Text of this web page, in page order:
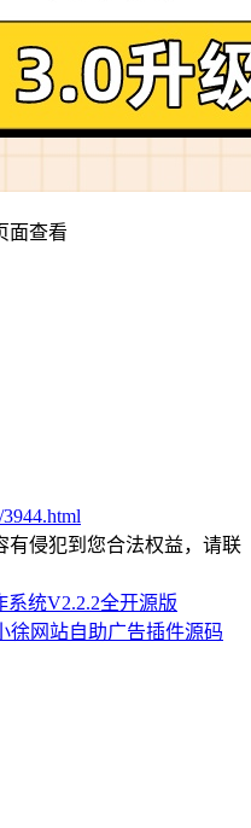
面查看
有侵犯到您合法权益，请联
系统V2.2.2全开源版
徐网站自助广告插件源码